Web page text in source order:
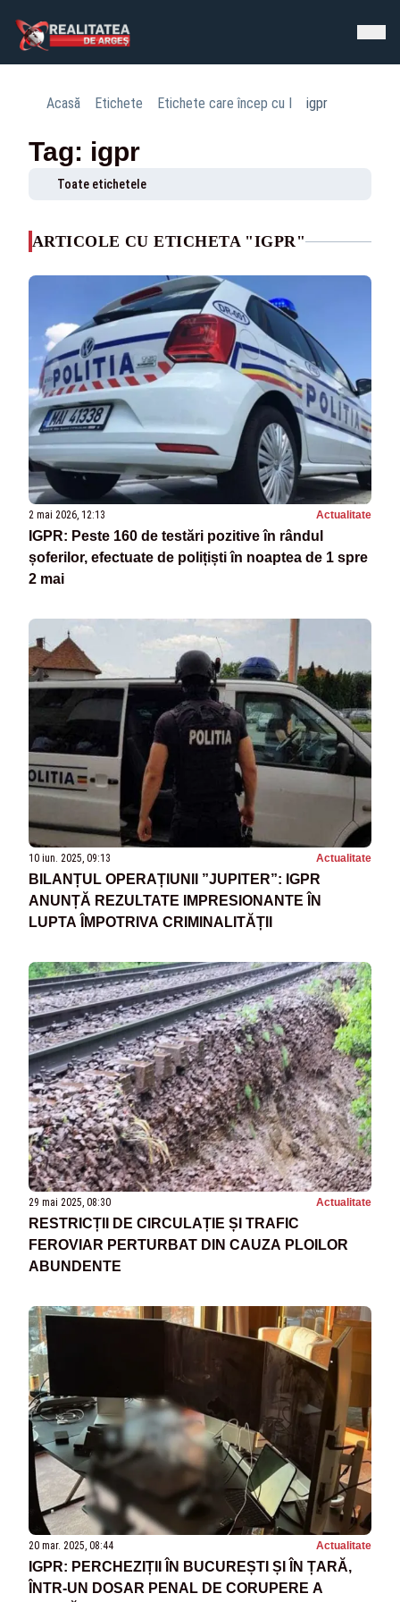
Acasă Etichete Etichete care încep cu I igpr
Tag: igpr
Toate etichetele
ARTICOLE CU ETICHETA "IGPR"
2 mai 2026, 12:13 Actualitate
IGPR: Peste 160 de testări pozitive în rândul
șoferilor, efectuate de polițiști în noaptea de 1 spre
2 mai
10 iun. 2025, 09:13 Actualitate
BILANȚUL OPERAȚIUNII ”JUPITER”: IGPR
ANUNȚĂ REZULTATE IMPRESIONANTE ÎN
LUPTA ÎMPOTRIVA CRIMINALITĂȚII
29 mai 2025, 08:30 Actualitate
RESTRICȚII DE CIRCULAȚIE ȘI TRAFIC
FEROVIAR PERTURBAT DIN CAUZA PLOILOR
ABUNDENTE
20 mar. 2025, 08:44 Actualitate
IGPR: PERCHEZIȚII ÎN BUCUREȘTI ȘI ÎN ȚARĂ,
ÎNTR-UN DOSAR PENAL DE CORUPERE A